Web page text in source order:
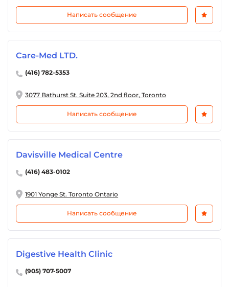
Написать сообщение
Care-Med LTD.
(416) 782-5353
3077 Bathurst St. Suite 203, 2nd floor, Toronto
Написать сообщение
Davisville Medical Centre
(416) 483-0102
1901 Yonge St. Toronto Ontario
Написать сообщение
Digestive Health Clinic
(905) 707-5007